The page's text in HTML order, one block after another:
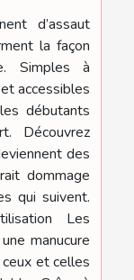
d’assaut
la façon
Simples à
accessibles
débutants
Découvrez
des
dommage
qui suivent.
Les
manucure
et celles